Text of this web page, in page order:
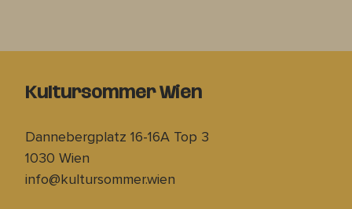
Kultursommer Wien
Dannebergplatz 16-16A Top 3
1030 Wien
info@kultursommer.wien